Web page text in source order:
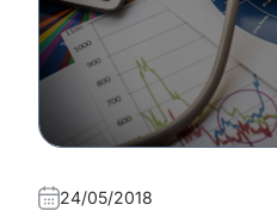
24/05/2018